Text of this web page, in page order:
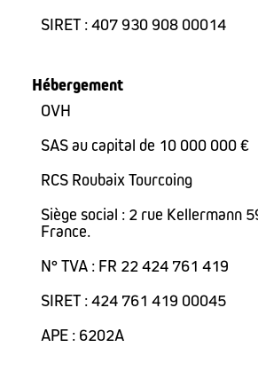
SIRET : 407 930 908 00014
Hébergement
OVH
SAS au capital de 10 000 000 €
RCS Roubaix Tourcoing
Siège social : 2 rue Kellermann
France.
N° TVA : FR 22 424 761 419
SIRET : 424 761 419 00045
APE : 6202A